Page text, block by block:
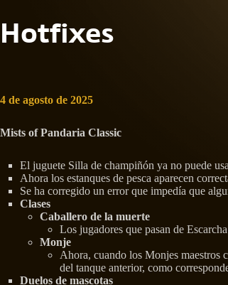
Hotfixes
4 de agosto de 2025
Mists of Pandaria Classic
El juguete Silla de champiñón ya no puede
Ahora los estanques de pesca aparecen
Se ha corregido un error que impedía que
Clases
Caballero de la muerte
Los jugadores que pasan de
Monje
Ahora, cuando los Monjes maestros
del tanque anterior, como
Duelos de mascotas